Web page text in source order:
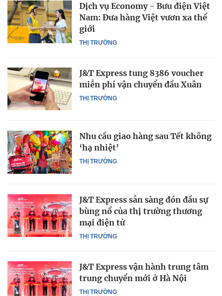
THỊ TRƯỜNG
Dịch vụ Economy - Bưu điện Việt
Nam: Đưa hàng Việt vươn xa thế
giới
THỊ TRƯỜNG
J&T Express tung 8386 voucher
miễn phí vận chuyển đầu Xuân
THỊ TRƯỜNG
Nhu cầu giao hàng sau Tết không
‘hạ nhiệt’
THỊ TRƯỜNG
J&T Express sẵn sàng đón đầu sự
bùng nổ của thị trường thương
mại điện tử
THỊ TRƯỜNG
J&T Express vận hành trung tâm
trung chuyển mới ở Hà Nội